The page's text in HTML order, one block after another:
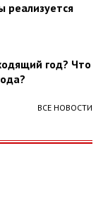
реализуется
год? Что
ВСЕ НОВОСТИ